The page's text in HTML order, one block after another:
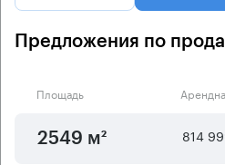
Предложения по
Площадь
2549 м² 814